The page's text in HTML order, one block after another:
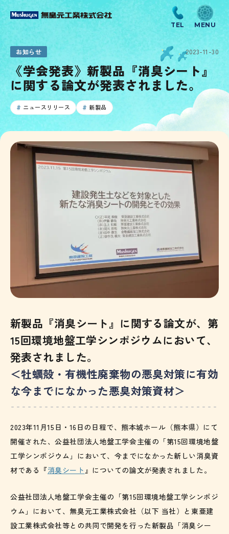
お知らせ 2023-11-30
《学会発表》新製品『消臭シート』
に関する論文が発表されました。
ニュースリリース 新製品
新製品『消臭シート』に関する論文が、第
15回環境地盤工学シンポジウムにおいて、
発表されました。
＜牡蠣殻・有機性廃棄物の悪臭対策に有効
な今までになかった悪臭対策資材＞
2023年11月15日・16日の日程で、熊本城ホール（熊本県）にて
開催された、公益社団法人地盤工学会主催の「第15回環境地盤
工学シンポジウム」において、今までになかった新しい消臭資
材である『消臭シート 』についての論文が発表されました。
公益社団法人地盤工学会主催の「第15回環境地盤工学シンポジ
ウム」において、無臭元工業株式会社（以下 当社）と東亜建
設工業株式会社等との共同で開発を行った新製品「消臭シー